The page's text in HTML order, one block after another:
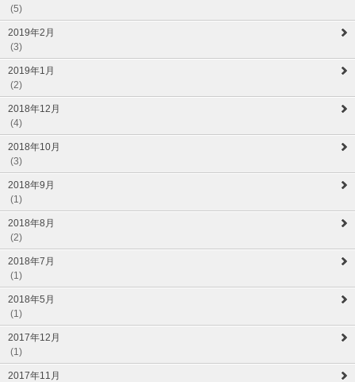
(5)
2019年2月
(3)
2019年1月
(2)
2018年12月
(4)
2018年10月
(3)
2018年9月
(1)
2018年8月
(2)
2018年7月
(1)
2018年5月
(1)
2017年12月
(1)
2017年11月